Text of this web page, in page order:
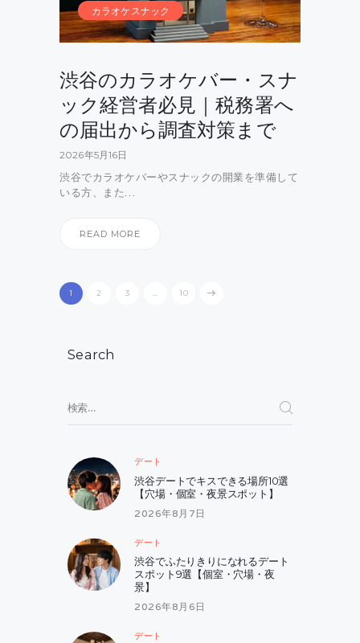
カラオケスナック
渋谷のカラオケバー・スナ
ック経営者必見｜税務署へ
の届出から調査対策まで
2026年5月16日
渋谷でカラオケバーやスナックの開業を準備して
いる方、また…
READ MORE
投
の
ー
ジ
り
PAGE
1 PAGE
2 PAGE
3 PAGE
10
>
Search
索:
デート
渋谷デートでキスできる場所10選
【穴場・個室・夜景スポット】
2026年8月7日
デート
渋谷でふたりきりになれるデート
スポット9選【個室・穴場・夜
景】
2026年8月6日
デート